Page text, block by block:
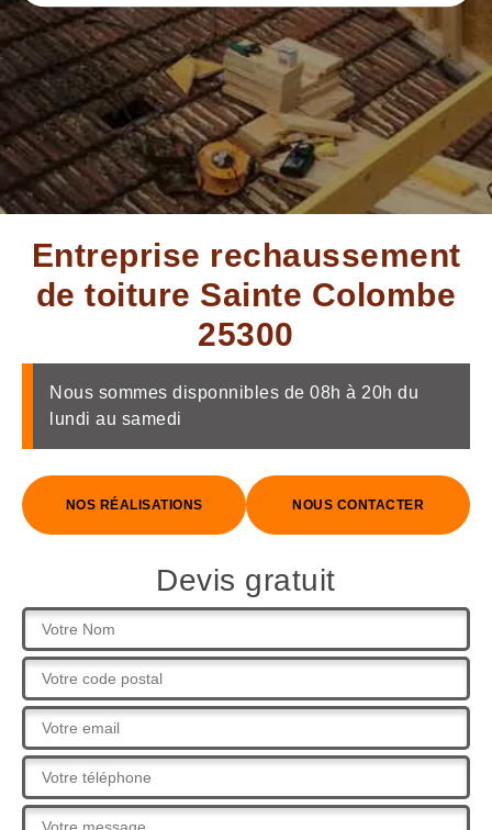
Entreprise rechaussement
de toiture Sainte Colombe
25300
Nous sommes disponnibles de 08h à 20h du
lundi au samedi
NOS RÉALISATIONS NOUS CONTACTER
Devis gratuit